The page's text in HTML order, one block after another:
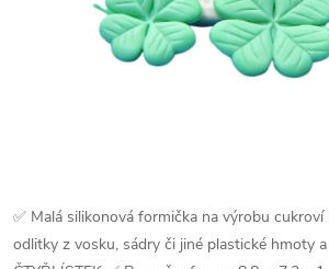
✅ Malá silikonová formička na výrobu cukroví
odlitky z vosku, sádry či jiné plastické hmoty